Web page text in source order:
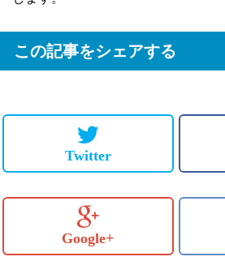
この記事をシェアする
Twitter
Google+